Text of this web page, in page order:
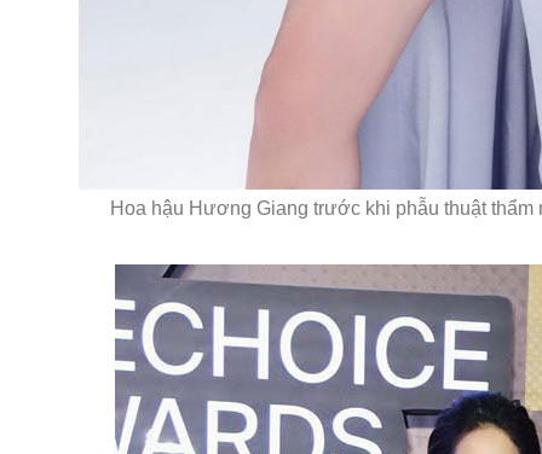
Hoa hậu Hương Giang trước khi phẫu thuật